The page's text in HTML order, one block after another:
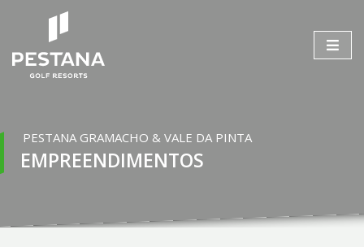
PESTANA GRAMACHO & VALE DA PINTA
EMPREENDIMENTOS